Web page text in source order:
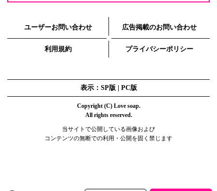
ユーザーお問い合わせ 広告掲載のお問い合わせ
利用規約 プライバシーポリシー
表示：SP版 | PC版
Copyright (C) Love soap.
All rights reserved.
当サイトで公開している画像および
コンテンツの無断での利用・公開を固く禁じます